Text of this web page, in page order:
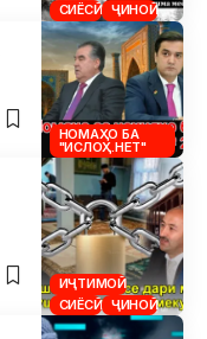
СИЁСӢ ҶИНОӢ
НОМАҲО БА
"ИСЛОҲ.НЕТ"
ИҶТИМОӢ
СИЁСӢ
ҶИНОӢ